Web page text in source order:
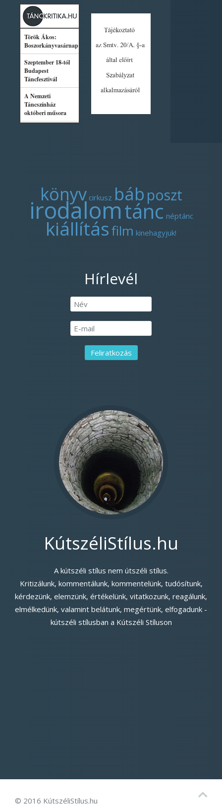
könyv cirkusz báb poszt
irodalomtánc néptánc
kiállításfilm kinehagyjuk!
Hírlevél
KútszéliStílus.hu
A kútszéli stílus nem útszéli stílus.
Kritizálunk, kommentálunk, kommentelünk, tudósítunk,
kérdezünk, elemzünk, értékelünk, vitatkozunk, reagálunk,
elmélkedünk, valamint belátunk, megértünk, elfogadunk -
kútszéli stílusban a Kútszéli Stíluson
© 2016 KútszéliStílus.hu